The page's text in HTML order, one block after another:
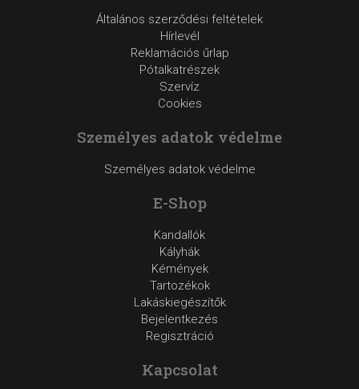
Általános szerződési feltételek
Hírlevél
Reklamációs űrlap
Pótalkatrészek
Szervíz
Cookies
Személyes adatok védelme
Személyes adatok védelme
E-Shop
Kandallók
Kályhák
Kémények
Tartozékok
Lakáskiegészítők
Bejelentkezés
Regisztráció
Kapcsolat